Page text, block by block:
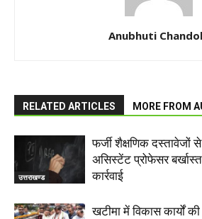
Anubhuti
RELATED ARTICLES MORE FROM
उत्तराखण्ड
फर्जी शैक्षणिक दस्तावेजों
असिस्टेंट प्रोफेसर बर्खास्त,
कार्रवाई
खटीमा में विकास कार्यों